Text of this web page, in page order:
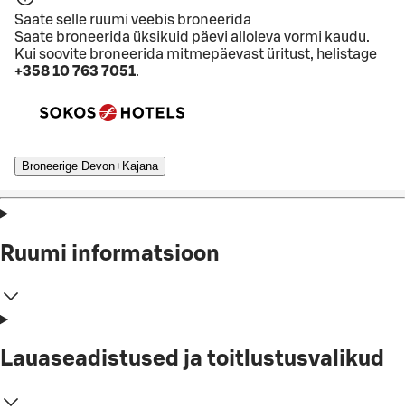
Saate selle ruumi veebis broneerida
Saate broneerida üksikuid päevi alloleva vormi kaudu.
Kui soovite broneerida mitmepäevast üritust, helistage
+358 10 763 7051.
Broneerige Devon+Kajana
Ruumi informatsioon
Lauaseadistused ja toitlustusvalikud